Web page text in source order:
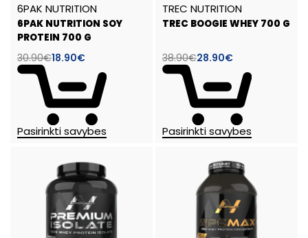
6PAK NUTRITION
6PAK NUTRITION SOY
PROTEIN 700 G
30.90€18.90€
Pasirinkti savybes
TREC NUTRITION
TREC BOOGIE WHEY 700 G
38.90€28.90€
Pasirinkti savybes